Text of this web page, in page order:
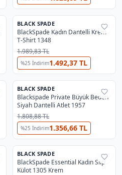
%25
BLACK SPADE
BlackSpade Kadın Dantelli Krem
T-Shirt 1348
1.989,83 TL
%25 İndirim1.492,37 TL
%25
BLACK SPADE
Blackspade Private Büyük Beden
Siyah Dantelli Atlet 1957
1.808,88 TL
%25 İndirim1.356,66 TL
%25
BLACK SPADE
BlackSpade Essential Kadın Slip
Külot 1305 Krem